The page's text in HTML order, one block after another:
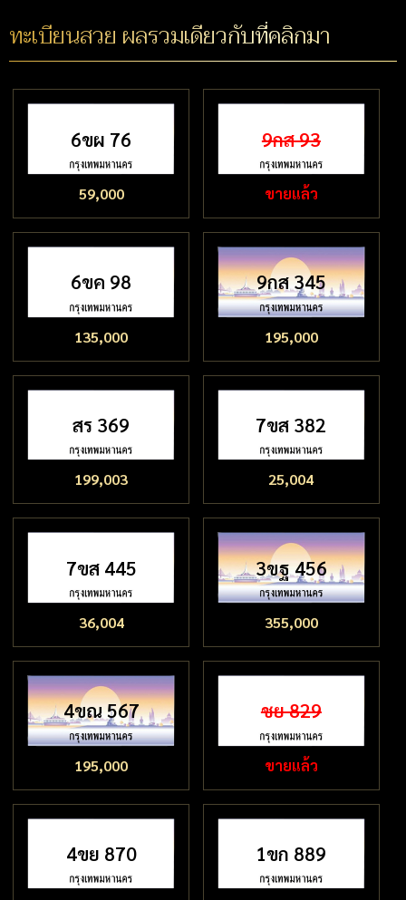
ทะเบียนสวย ผลรวมเดียวกับที่คลิกมา
6ขผ 76
59,000
9กส 93
ขายแล้ว
6ขค 98
135,000
9กส 345
195,000
สร 369
199,003
7ขส 382
25,004
7ขส 445
36,004
3ขฐ 456
355,000
4ขณ 567
195,000
ชย 829
ขายแล้ว
4ขย 870 1ขก 889